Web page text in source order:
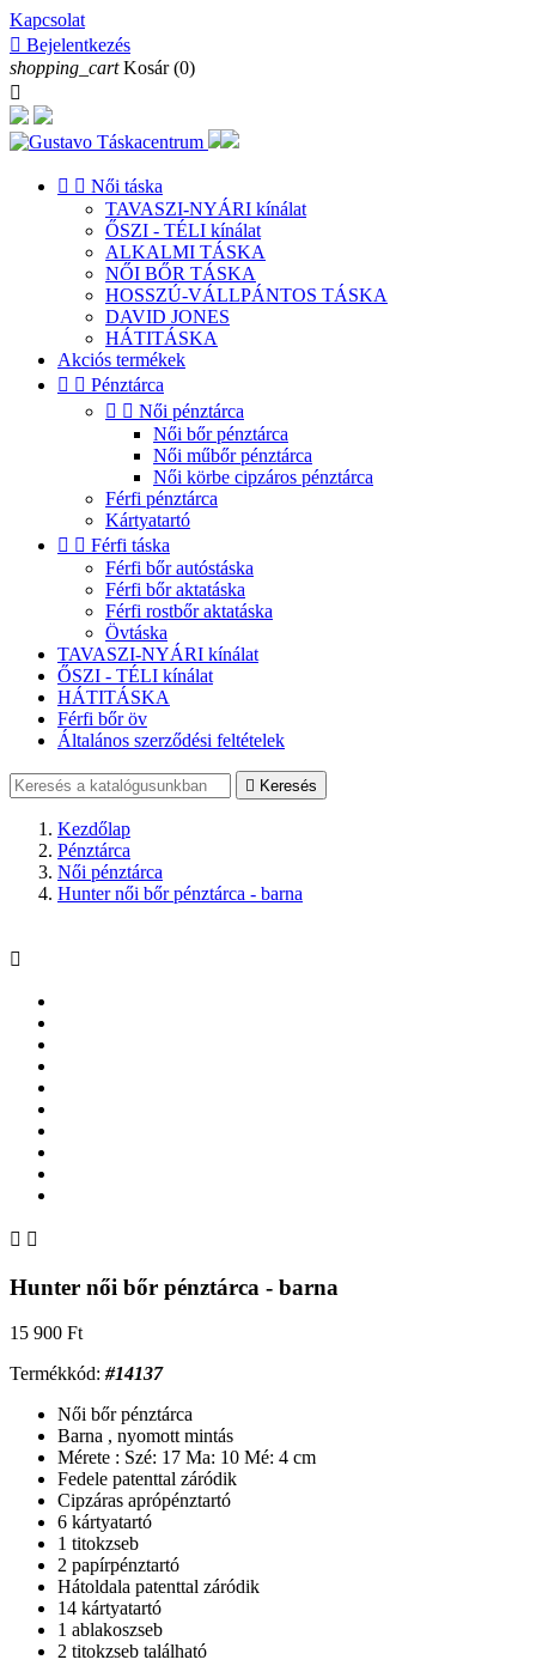
Kapcsolat
 Bejelentkezés
shopping_cart Kosár (0)

  Női táska
TAVASZI-NYÁRI kínálat
ŐSZI - TÉLI kínálat
ALKALMI TÁSKA
NŐI BŐR TÁSKA
HOSSZÚ-VÁLLPÁNTOS TÁSKA
DAVID JONES
HÁTITÁSKA
Akciós termékek
  Pénztárca
  Női pénztárca
Női bőr pénztárca
Női műbőr pénztárca
Női körbe cipzáros pénztárca
Férfi pénztárca
Kártyatartó
  Férfi táska
Férfi bőr autóstáska
Férfi bőr aktatáska
Férfi rostbőr aktatáska
Övtáska
TAVASZI-NYÁRI kínálat
ŐSZI - TÉLI kínálat
HÁTITÁSKA
Férfi bőr öv
Általános szerződési feltételek
 Keresés
Kezdőlap
Pénztárca
Női pénztárca
Hunter női bőr pénztárca - barna

 
Hunter női bőr pénztárca - barna
15 900 Ft
Termékkód: #14137
Női bőr pénztárca
Barna , nyomott mintás
Mérete : Szé: 17 Ma: 10 Mé: 4 cm
Fedele patenttal záródik
Cipzáras aprópénztartó
6 kártyatartó
1 titokzseb
2 papírpénztartó
Hátoldala patenttal záródik
14 kártyatartó
1 ablakoszseb
2 titokzseb található